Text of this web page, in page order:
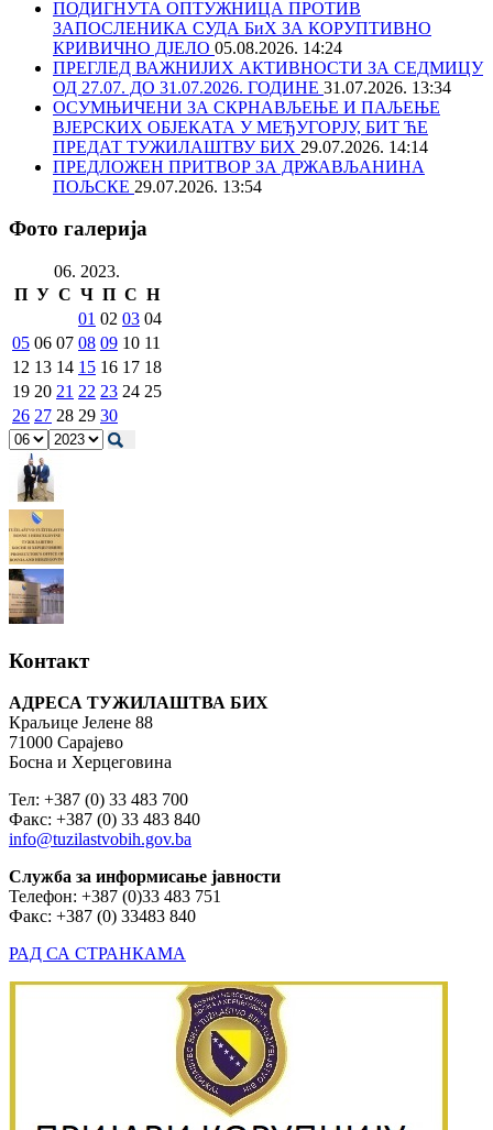
ПОДИГНУТА ОПТУЖНИЦА ПРОТИВ
ЗАПОСЛЕНИКА СУДА БиХ ЗА КОРУПТИВНО
КРИВИЧНО ДЈЕЛО 05.08.2026. 14:24
ПРЕГЛЕД ВАЖНИЈИХ АКТИВНОСТИ ЗА СЕДМИЦУ
ОД 27.07. ДО 31.07.2026. ГОДИНЕ 31.07.2026. 13:34
ОСУМЊИЧЕНИ ЗА СКРНАВЉЕЊЕ И ПАЉЕЊЕ
ВЈЕРСКИХ ОБЈЕКАТА У МЕЂУГОРЈУ, БИТ ЋЕ
ПРЕДАТ ТУЖИЛАШТВУ БИХ 29.07.2026. 14:14
ПРЕДЛОЖЕН ПРИТВОР ЗА ДРЖАВЉАНИНА
ПОЉСКЕ 29.07.2026. 13:54
Фото галерија
06. 2023.
П У С Ч П С Н
01 02 03 04
05 06 07 08 09 10 11
12 13 14 15 16 17 18
19 20 21 22 23 24 25
26 27 28 29 30
Контакт
АДРЕСА ТУЖИЛАШТВА БИХ
Краљице Јелене 88
71000 Сарајево
Босна и Херцеговина
Тел: +387 (0) 33 483 700
Факс: +387 (0) 33 483 840
info@tuzilastvobih.gov.ba
Служба за информисање јавности
Телефон: +387 (0)33 483 751
Факс: +387 (0) 33483 840
РАД СА СТРАНКАМА